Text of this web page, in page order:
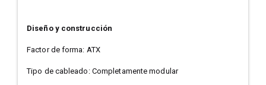
Diseño y construcción
Factor de forma: ATX
Tipo de cableado: Completamente modular